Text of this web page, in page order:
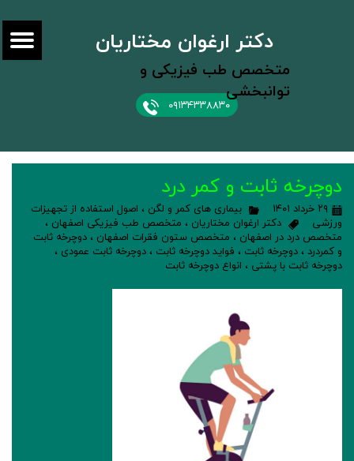
۰۹۱۳۴۳۳۸۸۳۰
دکتر ارغوان مختاریان
متخصص طب فیزیکی و
توانبخشی
دوچرخه ثابت و کمر درد
۲۹ خرداد ۱۴۰۱ بیماری های کمر و لگن ، اصول استفاده از تجهیزات
ورزشی
دکتر ارغوان مختاریان ، متخصص طب فیزیکی اصفهان ،
متخصص درد در اصفهان ، متخصص ستون فقرات اصفهان ، دوچرخه ثابت
و کمردرد ، دوچرخه ثابت ، فواید دوچرخه ثابت ، دوچرخه ثابت عمودی ،
دوچرخه ثابت با پشتی ، انواع دوچرخه ثابت